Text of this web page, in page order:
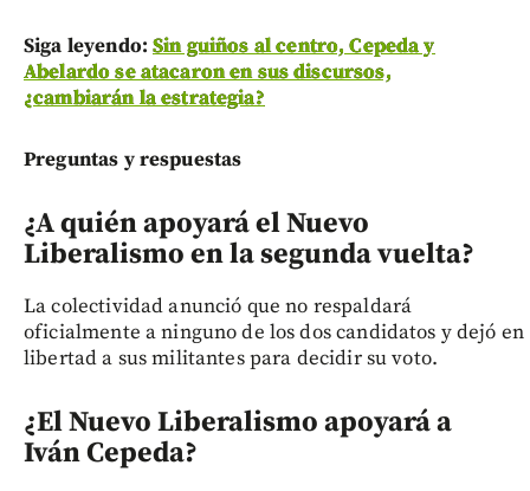
Siga leyendo:Sin guiños al centro, Cepeda y
Abelardo se atacaron en sus discursos,
¿cambiarán la estrategia?
Preguntas y respuestas
¿A quién apoyará el Nuevo
Liberalismo en la segunda vuelta?
La colectividad anunció que no respaldará
oficialmente a ninguno de los dos candidatos y dejó en
libertad a sus militantes para decidir su voto.
¿El Nuevo Liberalismo apoyará a
Iván Cepeda?